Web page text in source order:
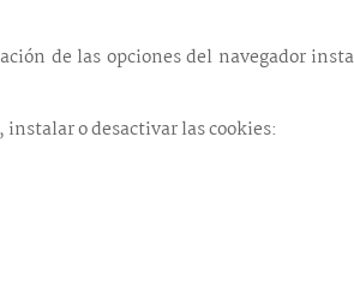
de las opciones del navegador
o desactivar las cookies: